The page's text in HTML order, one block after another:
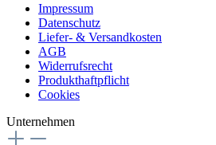
Impressum
Datenschutz
Liefer- & Versandkosten
AGB
Widerrufsrecht
Produkthaftpflicht
Cookies
Unternehmen